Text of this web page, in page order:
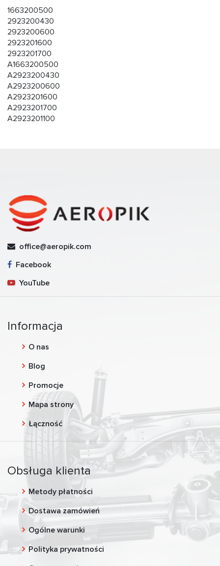
1663200500
2923200430
2923200600
2923201600
2923201700
A1663200500
A2923200430
A2923200600
A2923201600
A2923201700
A2923201100
office@aeropik.com
Facebook
YouTube
Informacja
O nas
Blog
Promocje
Mapa strony
Łączność
Obsługa klienta
Metody płatności
Dostawa zamówień
Ogólne warunki
Polityka prywatności